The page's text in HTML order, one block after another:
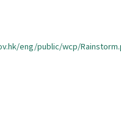
eng/public/wcp/